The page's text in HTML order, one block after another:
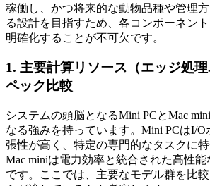
稼働し、かつ将来的な動物品種や管理
る設計を目指すため、各コンポーネン
明確化することが不可欠です。
1. 主要計算リソース（エッジ処
ペック比較
システムの頭脳となるMini PCとMac
なる強みを持っています。Mini PCはI/
張性が高く、特定の専門的なタスクに特
Mac miniは電力効率と統合された高性
です。ここでは、主要なモデル群を比